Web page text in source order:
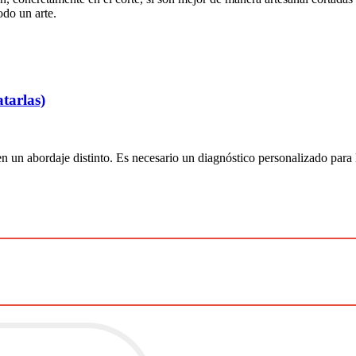
un arte.
un abordaje distinto. Es necesario un diagnóstico personalizado